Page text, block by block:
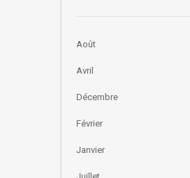
Août
Avril
Décembre
Février
Janvier